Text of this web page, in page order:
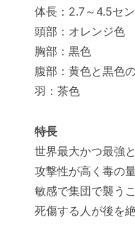
体長：2.7～4.5セ
頭部：オレンジ色
胸部：黒色
腹部：黄色と黒色
羽：茶色
特長
世界最大かつ最強
攻撃性が高く毒の
敏感で集団で襲う
死傷する人が後を絶